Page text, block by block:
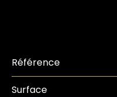
Référence
Surface